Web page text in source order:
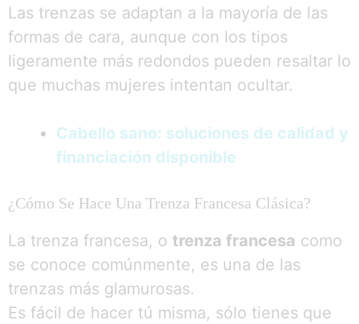
Las trenzas se adaptan a la mayoría de las
formas de cara, aunque con los tipos
ligeramente más redondos pueden resaltar lo
que muchas mujeres intentan ocultar.
Cabello sano: soluciones de calidad y
financiación disponible
¿Cómo Se Hace Una Trenza Francesa Clásica?
La trenza francesa, o trenza francesa como
se conoce comúnmente, es una de las
trenzas más glamurosas.
Es fácil de hacer tú misma, sólo tienes que